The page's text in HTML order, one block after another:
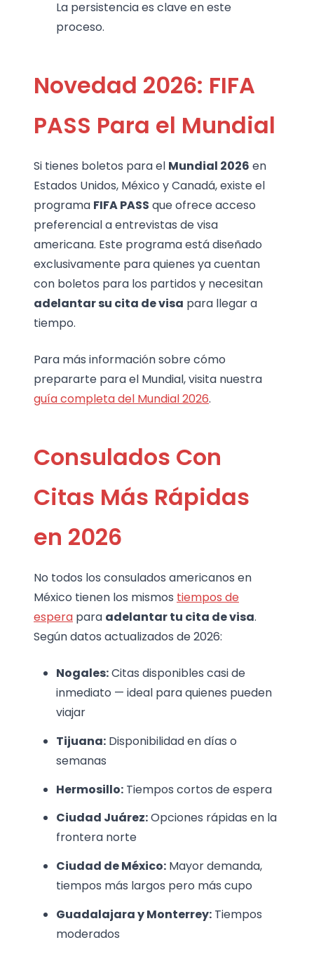
La persistencia es clave en este
proceso.
Novedad 2026: FIFA
PASS Para el Mundial
Si tienes boletos para el Mundial 2026 en
Estados Unidos, México y Canadá, existe el
programa FIFA PASS que ofrece acceso
preferencial a entrevistas de visa
americana. Este programa está diseñado
exclusivamente para quienes ya cuentan
con boletos para los partidos y necesitan
adelantar su cita de visa para llegar a
tiempo.
Para más información sobre cómo
prepararte para el Mundial, visita nuestra
guía completa del Mundial 2026.
Consulados Con
Citas Más Rápidas
en 2026
No todos los consulados americanos en
México tienen los mismos tiempos de
espera para adelantar tu cita de visa.
Según datos actualizados de 2026:
Nogales:Citas disponibles casi de
inmediato — ideal para quienes pueden
viajar
Tijuana: Disponibilidad en días o
semanas
Hermosillo: Tiempos cortos de espera
Ciudad Juárez:Opciones rápidas en la
frontera norte
Ciudad de México: Mayor demanda,
tiempos más largos pero más cupo
Guadalajara y Monterrey: Tiempos
moderados